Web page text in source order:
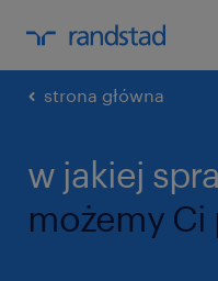
strona główna
w jakiej
możemy Ci